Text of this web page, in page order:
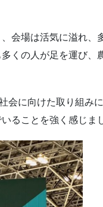
会場は活気に溢れ
くの人が足を運び、
会に向けた取り組み
ることを強く感じま